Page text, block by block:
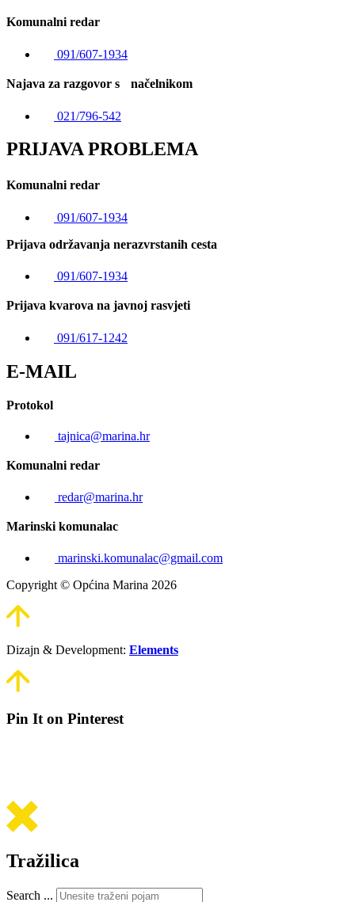
Komunalni redar
091/607-1934
Najava za razgovor s načelnikom
021/796-542
PRIJAVA PROBLEMA
Komunalni redar
091/607-1934
Prijava održavanja nerazvrstanih cesta
091/607-1934
Prijava kvarova na javnoj rasvjeti
091/617-1242
E-MAIL
Protokol
tajnica@marina.hr
Komunalni redar
redar@marina.hr
Marinski komunalac
marinski.komunalac@gmail.com
Copyright © Općina Marina 2026
Dizajn & Development: Elements
Pin It on Pinterest
Tražilica
Search ...